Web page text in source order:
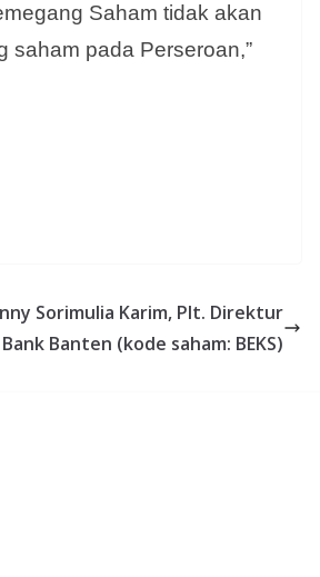
Saham tidak akan
saham pada Perseroan,”
Sorimulia Karim, Plt. Direktur
Banten (kode saham: BEKS)